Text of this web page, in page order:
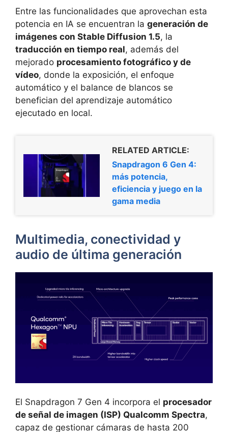
Entre las funcionalidades que aprovechan esta
potencia en IA se encuentran la generación de
imágenes con Stable Diffusion 1.5, la
traducción en tiempo real, además del
mejorado procesamiento fotográfico y de
vídeo, donde la exposición, el enfoque
automático y el balance de blancos se
benefician del aprendizaje automático
ejecutado en local.
RELATED ARTICLE:
Snapdragon 6 Gen 4:
más potencia,
eficiencia y juego en la
gama media
Multimedia, conectividad y
audio de última generación
El Snapdragon 7 Gen 4 incorpora el procesador
de señal de imagen (ISP) Qualcomm Spectra,
capaz de gestionar cámaras de hasta 200